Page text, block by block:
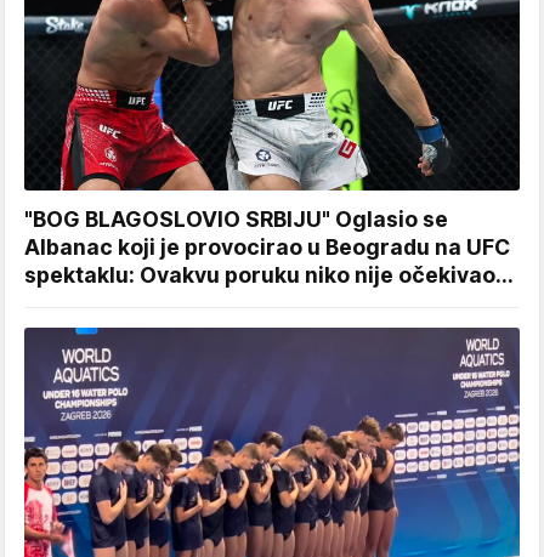
"BOG BLAGOSLOVIO SRBIJU" Oglasio se
Albanac koji je provocirao u Beogradu na UFC
spektaklu: Ovakvu poruku niko nije očekivao...